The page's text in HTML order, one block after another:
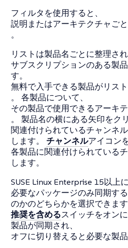
フィルタを使用すると、
説明またはアーキテクチャご
。
リストは製品名ごとに整理され
サブスクリプションのある製
す。
無料で入手できる製品がリス
。 各製品について、
その製品で使用できるアーキ
。 製品名の横にある矢印をク
関連付けられているチャンネ
します。 チャンネルアイコン
各製品に関連付けられている
します。
SUSE Linux Enterprise 15以上
必要なパッケージのみ同期す
のかのどちらかを選択できます
推奨を含めるスイッチをオン
製品が同期され、
オフに切り替えると必要な製